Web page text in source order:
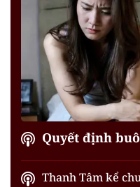
Quyết định
Thanh Tâm kể